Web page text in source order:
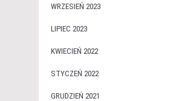
WRZESIEŃ 2023
LIPIEC 2023
KWIECIEŃ 2022
STYCZEŃ 2022
GRUDZIEŃ 2021